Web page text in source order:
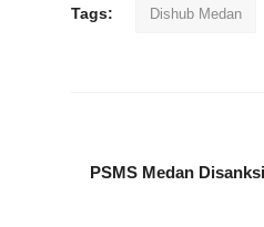
Tags: Dishub Medan
PSMS Medan